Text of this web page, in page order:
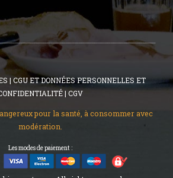
| CGU ET DONNÉES PERSONNELLES ET
| CGV
pour la santé, à consommer avec
modération.
Les modes de paiement :